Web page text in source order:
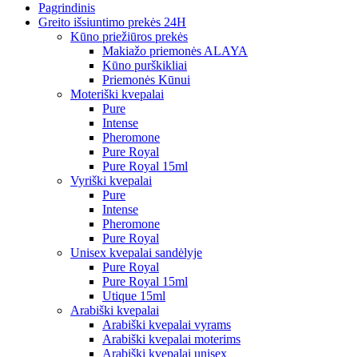
Pagrindinis
Greito išsiuntimo prekės 24H
Kūno priežiūros prekės
Makiažo priemonės ALAYA
Kūno purškikliai
Priemonės Kūnui
Moteriški kvepalai
Pure
Intense
Pheromone
Pure Royal
Pure Royal 15ml
Vyriški kvepalai
Pure
Intense
Pheromone
Pure Royal
Unisex kvepalai sandėlyje
Pure Royal
Pure Royal 15ml
Utique 15ml
Arabiški kvepalai
Arabiški kvepalai vyrams
Arabiški kvepalai moterims
Arabiški kvepalai unisex